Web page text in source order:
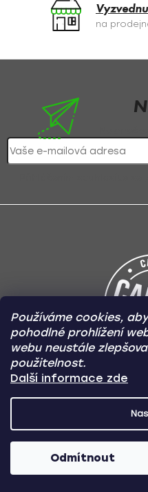
Používáme cookies,
pohodlné prohlížení
webu neustále
použitelnost.
Další informace zde
Odmítnout
na